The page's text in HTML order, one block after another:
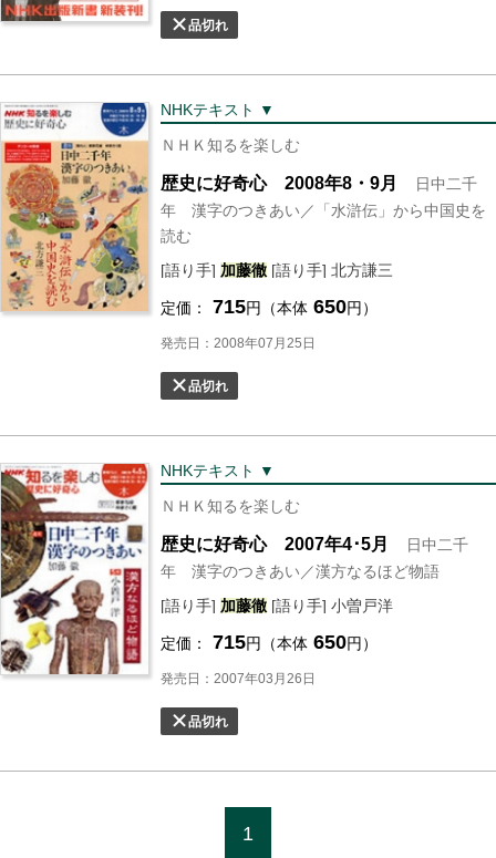
品切れ
NHKテキスト ▼
ＮＨＫ知るを楽しむ
歴史に好奇心 2008年8・9月
日中二千
年 漢字のつきあい／「水滸伝」から中国史を
読む
[語り手] 加藤徹 [語り手] 北方謙三
定価： 715円（本体 650円）
発売日：2008年07月25日
品切れ
NHKテキスト ▼
ＮＨＫ知るを楽しむ
歴史に好奇心 2007年4･5月
日中二千
年 漢字のつきあい／漢方なるほど物語
[語り手] 加藤徹 [語り手] 小曽戸洋
定価： 715円（本体 650円）
発売日：2007年03月26日
品切れ
1